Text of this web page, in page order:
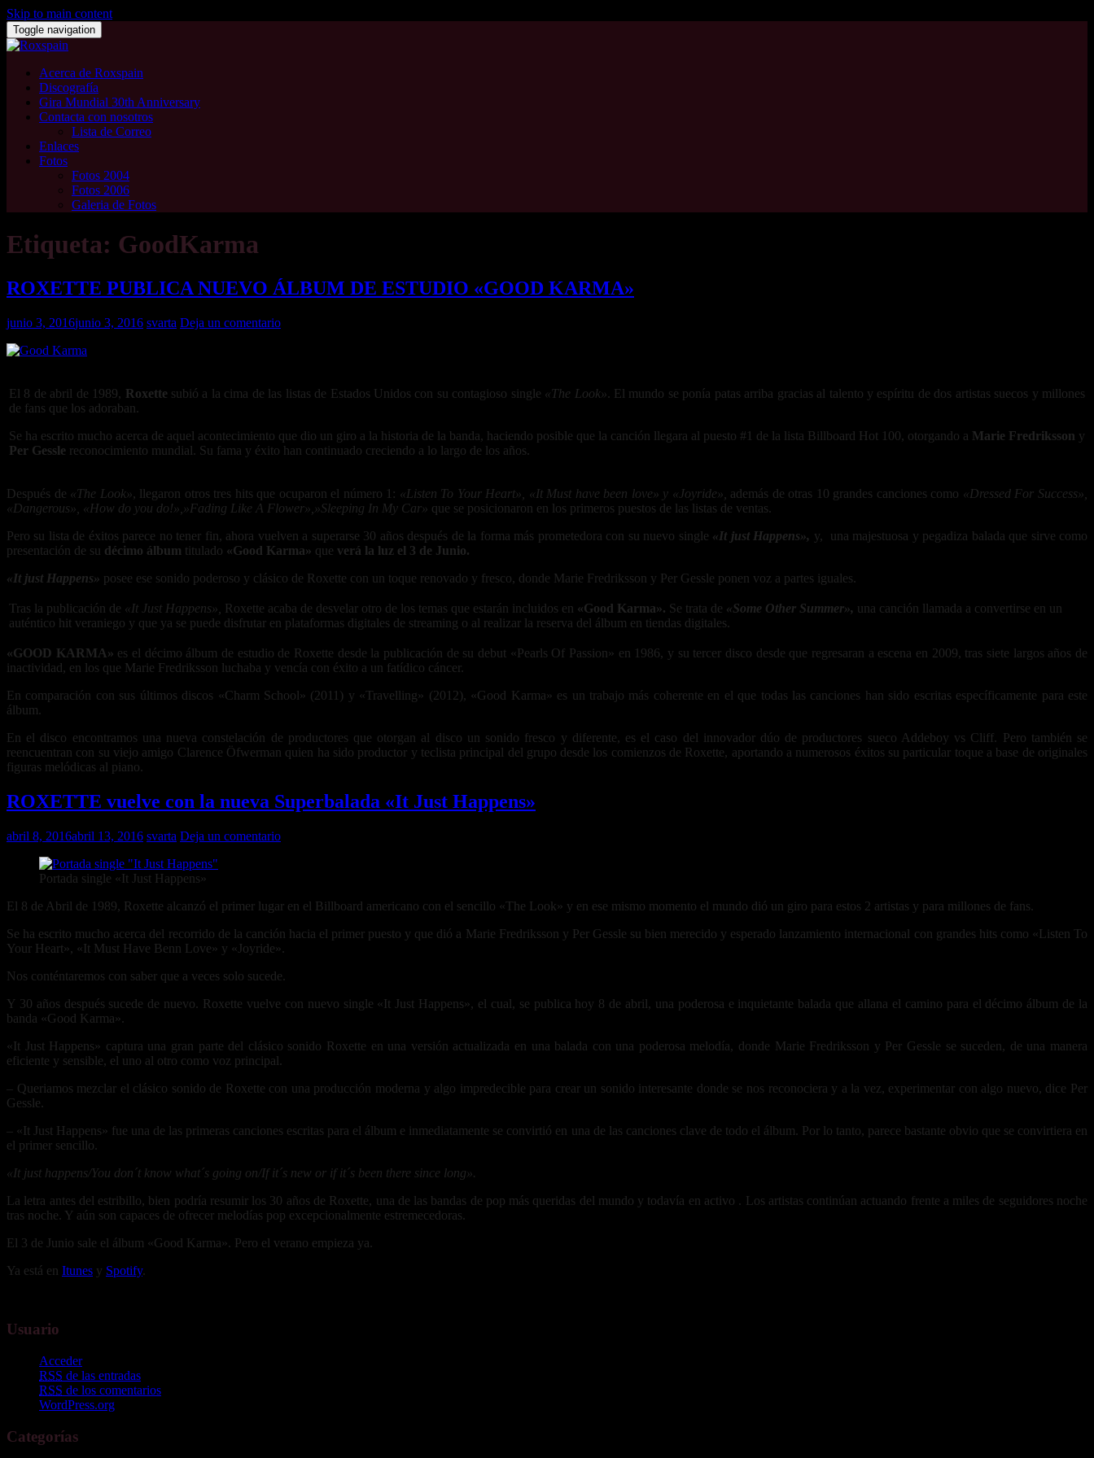
Skip to main content
Toggle navigation
Acerca de Roxspain
Discografía
Gira Mundial 30th Anniversary
Contacta con nosotros
Lista de Correo
Enlaces
Fotos
Fotos 2004
Fotos 2006
Galeria de Fotos
Etiqueta: GoodKarma
ROXETTE PUBLICA NUEVO ÁLBUM DE ESTUDIO «GOOD KARMA»
junio 3, 2016junio 3, 2016 svarta Deja un comentario
El 8 de abril de 1989, Roxette subió a la cima de las listas de Estados Unidos con su contagioso single «The Look». El mundo se ponía patas arriba gracias al talento y espíritu de dos artistas suecos y millones
de fans que los adoraban.
Se ha escrito mucho acerca de aquel acontecimiento que dio un giro a la historia de la banda, haciendo posible que la canción llegara al puesto #1 de la lista Billboard Hot 100, otorgando a Marie Fredriksson y
Per Gessle reconocimiento mundial. Su fama y éxito han continuado creciendo a lo largo de los años.
Después de «The Look», llegaron otros tres hits que ocuparon el número 1: «Listen To Your Heart», «It Must have been love» y «Joyride», además de otras 10 grandes canciones como «Dressed For Success»,
«Dangerous», «How do you do!»,»Fading Like A Flower»,»Sleeping In My Car» que se posicionaron en los primeros puestos de las listas de ventas.
Pero su lista de éxitos parece no tener fin, ahora vuelven a superarse 30 años después de la forma más prometedora con su nuevo single «It just Happens», y, una majestuosa y pegadiza balada que sirve como
presentación de su décimo álbum titulado «Good Karma» que verá la luz el 3 de Junio.
«It just Happens» posee ese sonido poderoso y clásico de Roxette con un toque renovado y fresco, donde Marie Fredriksson y Per Gessle ponen voz a partes iguales.
Tras la publicación de «It Just Happens», Roxette acaba de desvelar otro de los temas que estarán incluidos en «Good Karma». Se trata de «Some Other Summer», una canción llamada a convertirse en un
auténtico hit veraniego y que ya se puede disfrutar en plataformas digitales de streaming o al realizar la reserva del álbum en tiendas digitales.
«GOOD KARMA» es el décimo álbum de estudio de Roxette desde la publicación de su debut «Pearls Of Passion» en 1986, y su tercer disco desde que regresaran a escena en 2009, tras siete largos años de
inactividad, en los que Marie Fredriksson luchaba y vencía con éxito a un fatídico cáncer.
En comparación con sus últimos discos «Charm School» (2011) y «Travelling» (2012), «Good Karma» es un trabajo más coherente en el que todas las canciones han sido escritas específicamente para este
álbum.
En el disco encontramos una nueva constelación de productores que otorgan al disco un sonido fresco y diferente, es el caso del innovador dúo de productores sueco Addeboy vs Cliff. Pero también se
reencuentran con su viejo amigo Clarence Öfwerman quien ha sido productor y teclista principal del grupo desde los comienzos de Roxette, aportando a numerosos éxitos su particular toque a base de originales
figuras melódicas al piano.
ROXETTE vuelve con la nueva Superbalada «It Just Happens»
abril 8, 2016abril 13, 2016 svarta Deja un comentario
Portada single «It Just Happens»
El 8 de Abril de 1989, Roxette alcanzó el primer lugar en el Billboard americano con el sencillo «The Look» y en ese mismo momento el mundo dió un giro para estos 2 artistas y para millones de fans.
Se ha escrito mucho acerca del recorrido de la canción hacia el primer puesto y que dió a Marie Fredriksson y Per Gessle su bien merecido y esperado lanzamiento internacional con grandes hits como «Listen To
Your Heart», «It Must Have Benn Love» y «Joyride».
Nos conténtaremos con saber que a veces solo sucede.
Y 30 años después sucede de nuevo. Roxette vuelve con nuevo single «It Just Happens», el cual, se publica hoy 8 de abril, una poderosa e inquietante balada que allana el camino para el décimo álbum de la
banda «Good Karma».
«It Just Happens» captura una gran parte del clásico sonido Roxette en una versión actualizada en una balada con una poderosa melodía, donde Marie Fredriksson y Per Gessle se suceden, de una manera
eficiente y sensible, el uno al otro como voz principal.
– Queriamos mezclar el clásico sonido de Roxette con una producción moderna y algo impredecible para crear un sonido interesante donde se nos reconociera y a la vez, experimentar con algo nuevo, dice Per
Gessle.
– «It Just Happens» fue una de las primeras canciones escritas para el álbum e inmediatamente se convirtió en una de las canciones clave de todo el álbum. Por lo tanto, parece bastante obvio que se convirtiera en
el primer sencillo.
«It just happens/You don´t know what´s going on/If it´s new or if it´s been there since long».
La letra antes del estribillo, bien podría resumir los 30 años de Roxette, una de las bandas de pop más queridas del mundo y todavía en activo . Los artistas continúan actuando frente a miles de seguidores noche
tras noche. Y aún son capaces de ofrecer melodías pop excepcionalmente estremecedoras.
El 3 de Junio sale el álbum «Good Karma». Pero el verano empieza ya.
Ya está en Itunes y Spotify.
Usuario
Acceder
RSS de las entradas
RSS de los comentarios
WordPress.org
Categorías